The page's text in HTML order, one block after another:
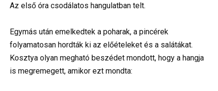
Az első óra csodálatos hangulatban telt.
Egymás után emelkedtek a poharak, a pincérek
folyamatosan hordták ki az előételeket és a salátákat.
Kosztya olyan megható beszédet mondott, hogy a hangja
is megremegett, amikor ezt mondta: